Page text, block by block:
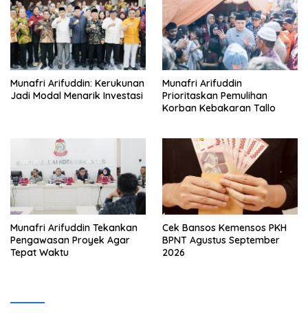
Munafri Arifuddin: Kerukunan
Jadi Modal Menarik Investasi
Munafri Arifuddin
Prioritaskan Pemulihan
Korban Kebakaran Tallo
Munafri Arifuddin Tekankan
Pengawasan Proyek Agar
Tepat Waktu
Cek Bansos Kemensos PKH
BPNT Agustus September
2026